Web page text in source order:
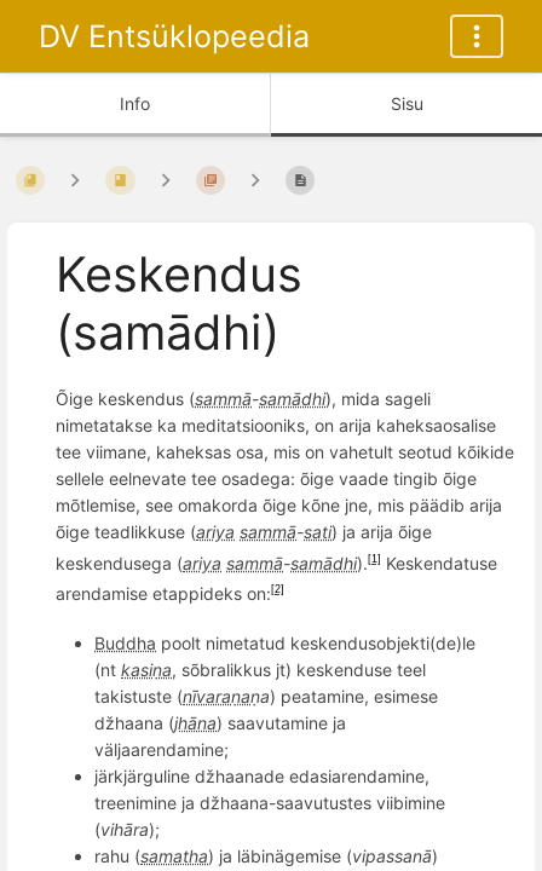
DV Entsüklopeedia
Info Sisu
Keskendus
(samādhi)
Õige keskendus (sammā-samādhi), mida sageli
nimetatakse ka meditatsiooniks, on arija kaheksaosalise
tee viimane, kaheksas osa, mis on vahetult seotud kõikide
sellele eelnevate tee osadega: õige vaade tingib õige
mõtlemise, see omakorda õige kõne jne, mis päädib arija
õige teadlikkuse (ariya sammā-sati) ja arija õige
keskendusega (ariya sammā-samādhi). [1]
Keskendatuse
arendamise etappideks on: [2]
Buddha poolt nimetatud keskendusobjekti(de)le
(nt kasiṇa, sõbralikkus jt) keskenduse teel
takistuste (nīvaraṇaṇa) peatamine, esimese
džhaana (jhāna) saavutamine ja
väljaarendamine;
järkjärguline džhaanade edasiarendamine,
treenimine ja džhaana-saavutustes viibimine
(vihāra);
rahu (samatha) ja läbinägemise (vipassanā)